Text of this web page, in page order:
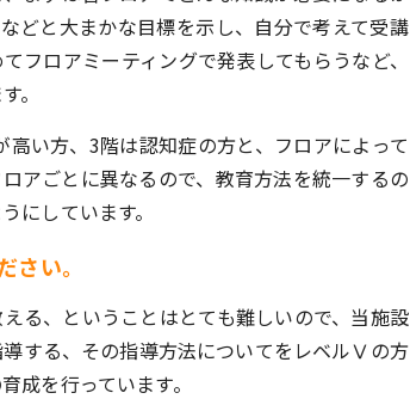
どと大まかな目標を示し、自分で考えて受講
フロアミーティングで発表してもらうなど、
。
い方、3階は認知症の方と、フロアによって
アごとに異なるので、教育方法を統一するの
にしています。
さい。
る、ということはとても難しいので、当施設
する、その指導方法についてをレベルⅤの方
を行っています。